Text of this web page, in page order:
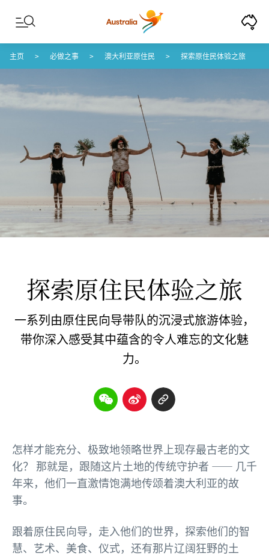
Skip to content
Skip to footer navigation
主页 必做之事 澳大利亚原住民 探索原住民体验之旅
探索原住民体验之旅
一系列由原住民向导带队的沉浸式旅游体验，
带你深入感受其中蕴含的令人难忘的文化魅
力。
怎样才能充分、极致地领略世界上现存最古老的文
化？ 那就是，跟随这片土地的传统守护者 —— 几千
年来，他们一直激情饱满地传颂着澳大利亚的故
事。
跟着原住民向导，走入他们的世界，探索他们的智
慧、艺术、美食、仪式，还有那片辽阔狂野的土